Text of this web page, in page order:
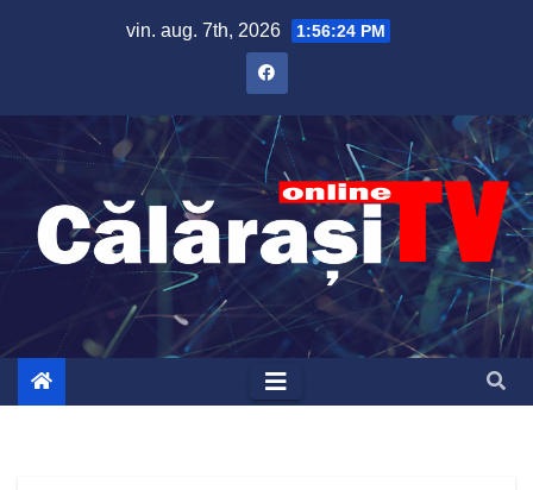
vin. aug. 7th, 2026 1:56:25 PM